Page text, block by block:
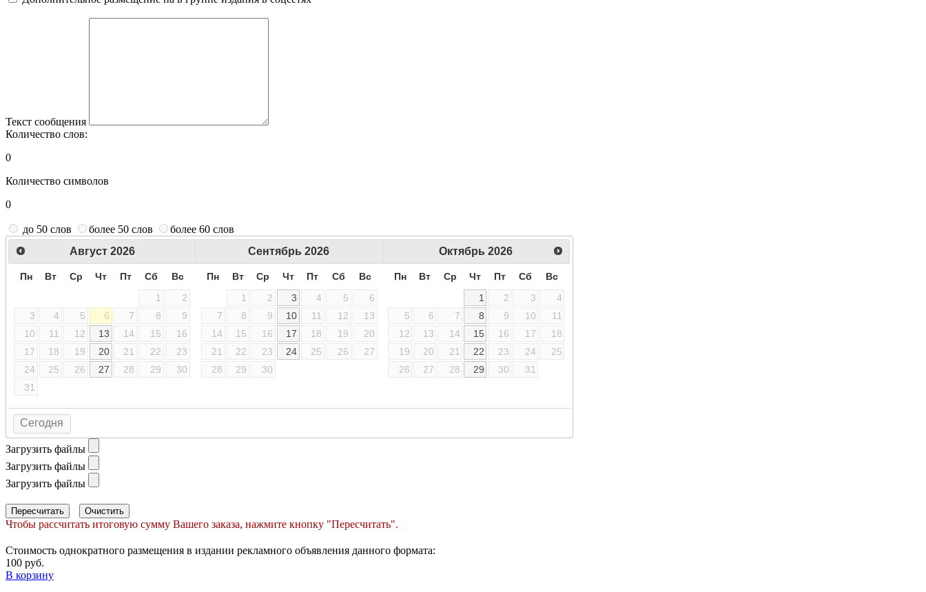
Текст сообщения
Количество слов:
0
Количество символов
0
до 50 слов более 50 слов
более 60 слов
Август 2026
Пн Вт Ср Чт Пт Сб
Вс
1
2
3
4 5 6 7 8
9
10
11 12 13 14 15
16
17
18 19 20 21 22
23
24
25 26 27 28 29
30
31
Сентябрь 2026
Пн Вт Ср Чт Пт Сб
Вс
1
2 3 4 5
6
7
8 9 10 11 12
13
14
15 16 17 18 19
20
21
22 23 24 25 26
27
28
29 30
Октябрь 2026
Пн Вт Ср Чт Пт Сб
Вс
1
2 3
4
5
6 7 8 9 10
11
12
13 14 15 16 17
18
19
20 21 22 23 24
25
26
27 28 29 30 31
Сегодня
Загрузить файлы
Загрузить файлы
Загрузить файлы
Пересчитать Очистить
Чтобы рассчитать итоговую сумму Вашего заказа, нажмите кнопку "Пересчитать".
Стоимость однократного размещения в издании рекламного объявления данного формата:
100 руб.
В корзину